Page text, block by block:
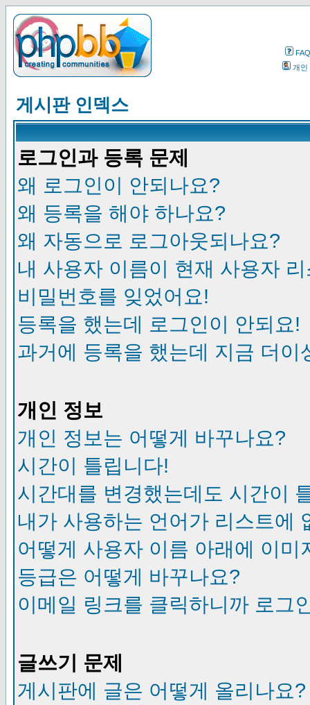
FAQ
개인
게시판 인덱스
로그인과 등록 문제
왜 로그인이 안되나요?
왜 등록을 해야 하나요?
왜 자동으로 로그아웃되나요?
내 사용자 이름이 현재 사용자
비밀번호를 잊었어요!
등록을 했는데 로그인이 안되요!
과거에 등록을 했는데 지금 더이
개인 정보
개인 정보는 어떻게 바꾸나요?
시간이 틀립니다!
시간대를 변경했는데도 시간이
내가 사용하는 언어가 리스트에
어떻게 사용자 이름 아래에 이미
등급은 어떻게 바꾸나요?
이메일 링크를 클릭하니까 로그
글쓰기 문제
게시판에 글은 어떻게 올리나요?